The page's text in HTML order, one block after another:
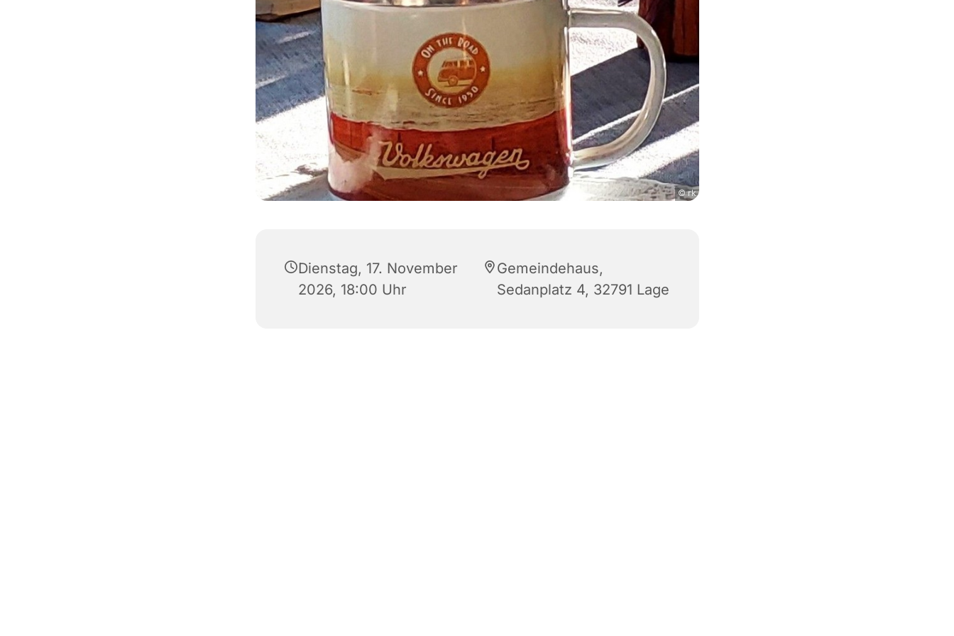
© rk
Dienstag, 17. November
2026, 18:00 Uhr
Gemeindehaus,
Sedanplatz 4, 32791 Lage